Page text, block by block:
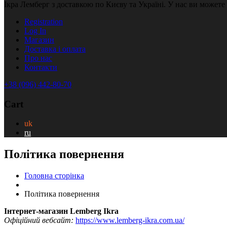
Ікра Лемберг з доставкою по Києву та Україні. У нас ви
Registration
Log In
Магазин
Доставка і оплата
Про нас
Контакти
+38 (096) 442-80-70
Cart
uk
ru
Політика повернення
Головна сторінка
Політика повернення
Інтернет-магазин Lemberg Ikra
Офіційний вебсайт: https://www.lemberg-ikra.com.ua/